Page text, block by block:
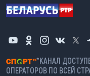
*КАНАЛ
ОПЕРАТОРОВ ПО ВСЕЙ